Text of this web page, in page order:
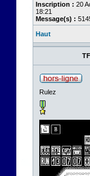
Inscription : 20
18:21
Message(s) :
Haut
Rulez